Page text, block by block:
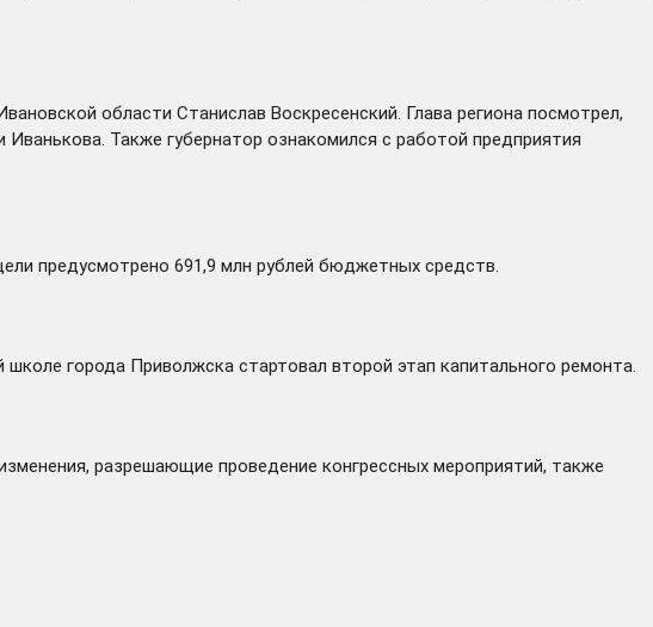
области Станислав Воскресенский. Глава региона посмотрел,
Также губернатор ознакомился с работой предприятия
предусмотрено 691,9 млн рублей бюджетных средств.
школе города Приволжска стартовал второй этап капитального ремонта.
разрешающие проведение конгрессных мероприятий, также